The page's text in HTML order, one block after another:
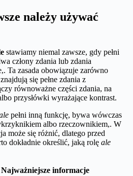
należy używać
stawiamy niemal zawsze, gdy pełni
człony zdania lub zdania
Ta zasada obowiązuje zarówno
się pełne zdania z
równoważne części zdania, na
przysłówki wyrażające kontrast.
pełni inną funkcję, bywa wówczas
albo rzeczownikiem,. W
może się różnić, dlatego przed
dokładnie określić, jaką rolę ale
Najważniejsze informacje